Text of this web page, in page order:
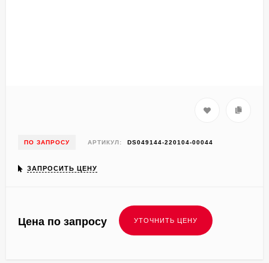
ПО ЗАПРОСУ АРТИКУЛ: DS049144-220104-00044
ЗАПРОСИТЬ ЦЕНУ
Цена по запросу